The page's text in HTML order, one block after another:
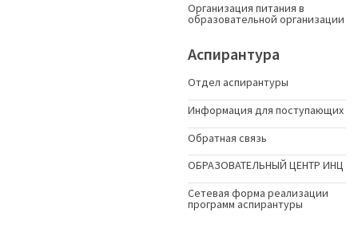
Организация питания в
образовательной организации
Аспирантура
Отдел аспирантуры
Информация для поступающих
Обратная связь
ОБРАЗОВАТЕЛЬНЫЙ ЦЕНТР ИНЦ
Сетевая форма реализации
программ аспирантуры